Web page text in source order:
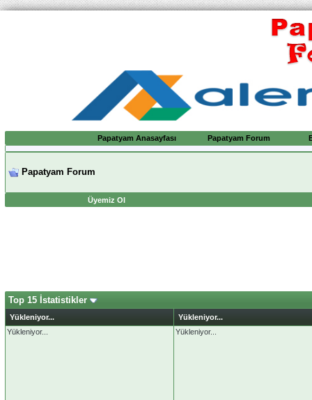
Papatyam Anasayfası Papatyam Forum
Papatyam Forum
Üyemiz Ol
Top 15 İstatistikler
Yükleniyor...
Yükleniyor...
Yükleniyor...
Yükleniyor...